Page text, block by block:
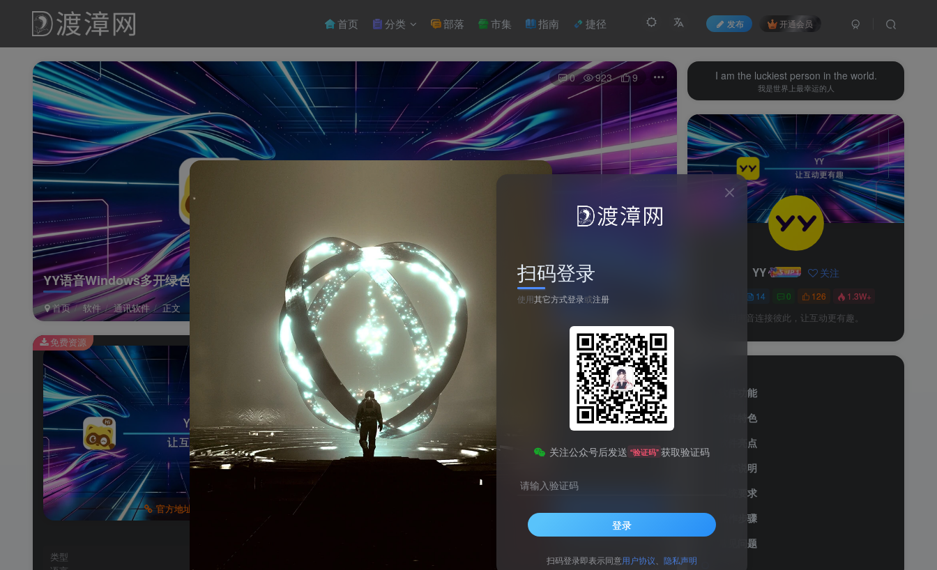
发布 开通会员
首页 分类 部落 市集 指南 捷径
YY语音Windows多开绿色版
首页 软件 通讯软件 正文
0 923 9
官方地址
YY语音Windows多开绿色版
此内容为免费资源，请登录后查看
0
技术支持 安装调试
类型
语音社交
免费资源
I am the luckiest person in the world.
我是世界上最幸运的人
YY 关注
14 0 126 1.3W+
用声音连接彼此，让互动更有趣。
软件功能
软件特色
软件亮点
版本说明
系统要求
操作步骤
常见问题
扫码登录
使用其它方式登录或注册
关注公众号后发送 “验证码” 获取验证码
请输入验证码
登录
扫码登录即表示同意用户协议 隐私声明